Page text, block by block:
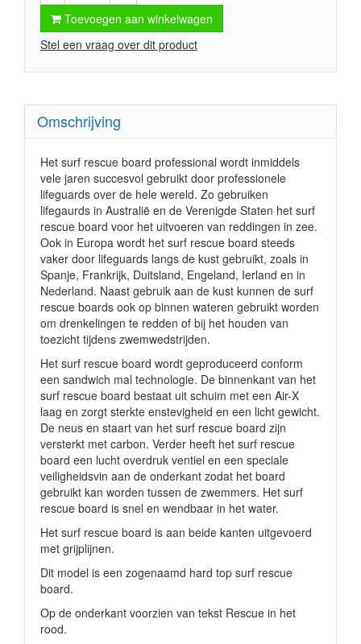
Toevoegen aan winkelwagen
Stel een vraag over dit product
Omschrijving
Het surf rescue board professional wordt inmiddels
vele jaren succesvol gebruikt door professionele
lifeguards over de hele wereld. Zo gebruiken
lifegaurds in Australië en de Verenigde Staten het surf
rescue board voor het uitvoeren van reddingen in zee.
Ook in Europa wordt het surf rescue board steeds
vaker door lifeguards langs de kust gebruikt, zoals in
Spanje, Frankrijk, Duitsland, Engeland, Ierland en in
Nederland. Naast gebruik aan de kust kunnen de surf
rescue boards ook op binnen wateren gebruikt worden
om drenkelingen te redden of bij het houden van
toezicht tijdens zwemwedstrijden.
Het surf rescue board wordt geproduceerd conform
een sandwich mal technologie. De binnenkant van het
surf rescue board bestaat uit schuim met een Air-X
laag en zorgt sterkte enstevigheid en een licht gewicht.
De neus en staart van het surf rescue board zijn
versterkt met carbon. Verder heeft het surf rescue
board een lucht overdruk ventiel en een speciale
veiligheidsvin aan de onderkant zodat het board
gebruikt kan worden tussen de zwemmers. Het surf
rescue board is snel en wendbaar in het water.
Het surf rescue board is aan beide kanten uitgevoerd
met grijplijnen.
Dit model is een zogenaamd hard top surf rescue
board.
Op de onderkant voorzien van tekst Rescue in het
rood.